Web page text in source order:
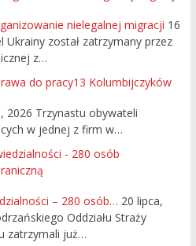
nielegalnej migracji 16
Ukrainy został zatrzymany przez
z…
13 Kolumbijczyków
2026 Trzynastu obywateli
w jednej z firm w…
– 280 osób… 20 lipca,
Oddziału Straży
zatrzymali już…